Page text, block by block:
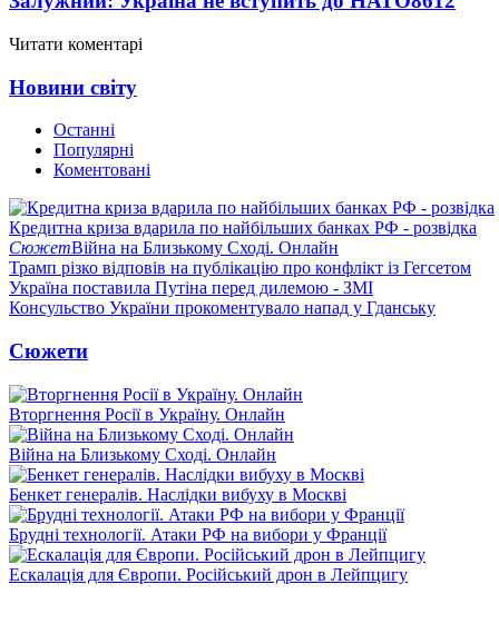
Читати коментарі
Новини світу
Останні
Популярні
Коментовані
Кредитна криза вдарила по найбільших банках РФ - розвідка
СюжетВійна на Близькому Сході. Онлайн
Трамп різко відповів на публікацію про конфлікт із Гегсетом
Україна поставила Путіна перед дилемою - ЗМІ
Консульство України прокоментувало напад у Гданську
Сюжети
Вторгнення Росії в Україну. Онлайн
Війна на Близькому Сході. Онлайн
Бенкет генералів. Наслідки вибуху в Москві
Брудні технології. Атаки РФ на вибори у Франції
Ескалація для Європи. Російський дрон в Лейпцигу